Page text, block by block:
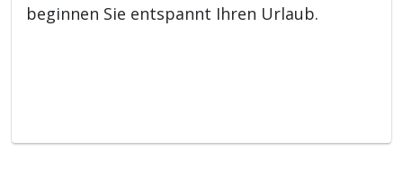
beginnen Sie entspannt Ihren Urlaub.